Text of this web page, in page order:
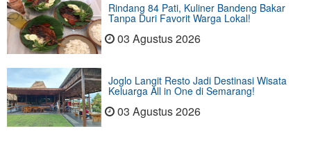
Rindang 84 Pati, Kuliner Bandeng Bakar
Tanpa Duri Favorit Warga Lokal!
03 Agustus 2026
Joglo Langit Resto Jadi Destinasi Wisata
Keluarga All in One di Semarang!
03 Agustus 2026